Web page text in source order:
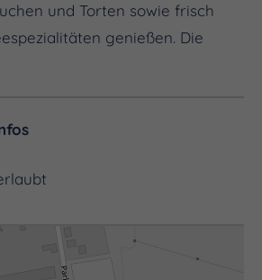
und Torten sowie frisch
genießen. Die
viel Liebe zum Detail gestaltet.
kleinen und großen
Objekten gibt es viel zu
und Besucher können